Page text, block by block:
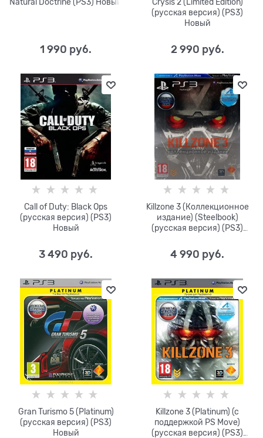
1 990 руб.
(русская версия) (PS3)
Новый
2 990 руб.
Call of Duty: Black Ops
(русская версия) (PS3)
Новый
3 490 руб.
Killzone 3 (Коллекционное
издание) (Steelbook)
(русская версия) (PS3)
4 990 руб.
Gran Turismo 5 (Platinum)
(русская версия) (PS3)
Новый
Killzone 3 (Platinum) (с
поддержкой PS Move)
(русская версия) (PS3)